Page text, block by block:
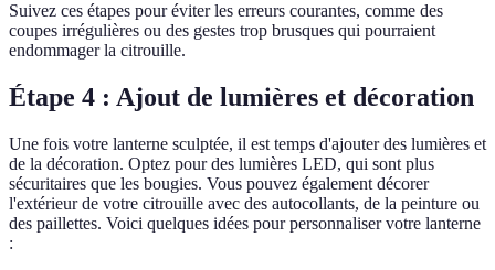
Suivez ces étapes pour éviter les erreurs courantes, comme des
coupes irrégulières ou des gestes trop brusques qui pourraient
endommager la citrouille.
Étape 4 : Ajout de lumières et décoration
Une fois votre lanterne sculptée, il est temps d'ajouter des lumières et
de la décoration. Optez pour des lumières LED, qui sont plus
sécuritaires que les bougies. Vous pouvez également décorer
l'extérieur de votre citrouille avec des autocollants, de la peinture ou
des paillettes. Voici quelques idées pour personnaliser votre lanterne
: